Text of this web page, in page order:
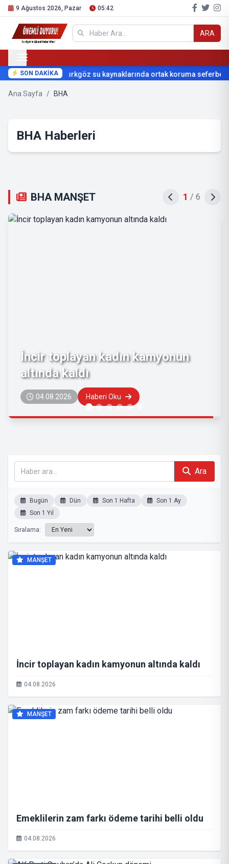
9 Ağustos 2026, Pazar 05:42
ARA
SON DAKİKAKırkgöz su kaynaklarında ortak koruma
Ana Sayfa / BHA
BHA Haberleri
BHA MANŞET 2 / 6
Emeklilerin zam farkı ödeme
tarihi belli oldu
04.08.2026 Haberi Oku
Ara
Bugün Dün Son 1 Hafta
Son 1 Ay
Son 1 Yıl
Sıralama:
MANŞET
İncir toplayan kadın kamyonun altında kaldı
04.08.2026
MANŞET
Emeklilerin zam farkı ödeme tarihi belli oldu
04.08.2026